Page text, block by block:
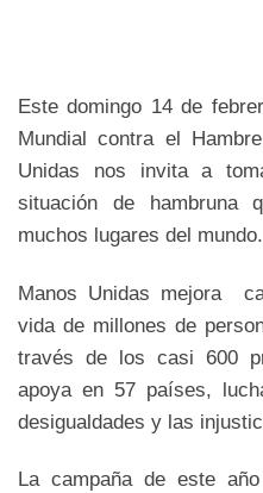
Este domingo 14 de
Mundial contra el
Unidas nos invita a
situación de
muchos lugares del mundo.
Manos Unidas mejora
vida de millones de
través de los casi 600
apoya en 57 países,
desigualdades y las
La campaña de este